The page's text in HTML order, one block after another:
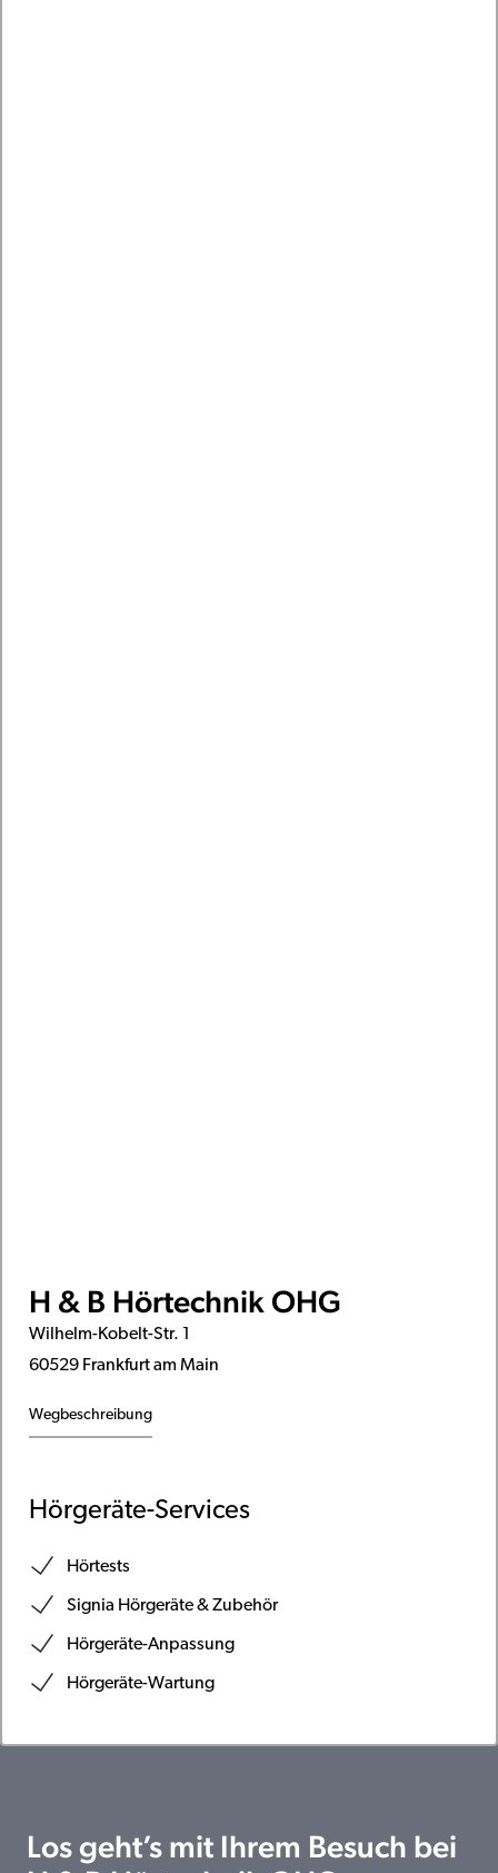
H & B Hörtechnik OHG
Wilhelm-Kobelt-Str. 1
60529 Frankfurt am Main
Wegbeschreibung
Hörgeräte-Services
Hörtests
Signia Hörgeräte & Zubehör
Hörgeräte-Anpassung
Hörgeräte-Wartung
Los geht’s mit Ihrem Besuch bei